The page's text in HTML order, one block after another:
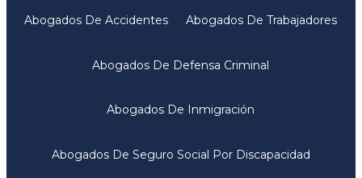
Abogados De Accidentes Abogados De Trabajadores
Abogados De Defensa Criminal
Abogados De Inmigración
Abogados De Seguro Social Por Discapacidad